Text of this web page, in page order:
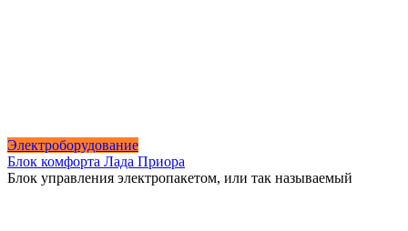
Электроборудование
Блок комфорта Лада Приора
Блок управления электропакетом, или так называемый